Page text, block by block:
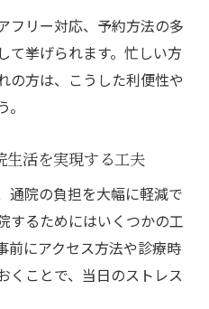
フリー対応、予約方法の多
て挙げられます。忙しい方
の方は、こうした利便性や
生活を実現する工夫
通院の負担を大幅に軽減で
するためにはいくつかの工
前にアクセス方法や診療時
くことで、当日のストレス